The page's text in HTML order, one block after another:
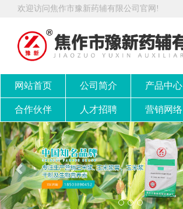
欢迎访问焦作市豫新药辅有限公司官网!
网站首页 公司简介 产品中心
合作伙伴 人才招聘 营销网络